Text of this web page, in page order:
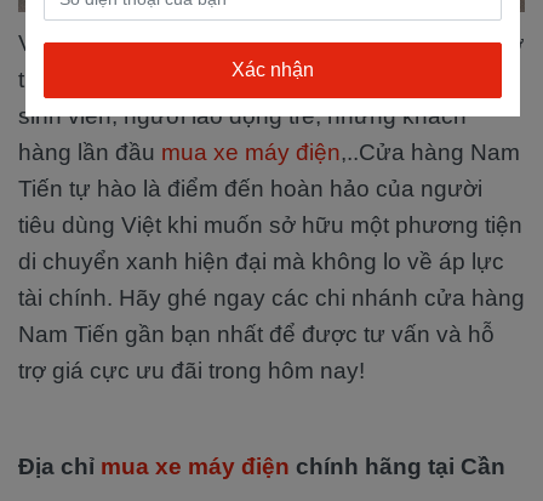
Với chính sách giá ưu đãi và chương trình hỗ trợ
trả góp linh hoạt, đặc biệt dành cho học sinh,
sinh viên, người lao động trẻ, những khách
hàng lần đầu mua xe máy điện,..Cửa hàng Nam
Tiến tự hào là điểm đến hoàn hảo của người
tiêu dùng Việt khi muốn sở hữu một phương tiện
di chuyển xanh hiện đại mà không lo về áp lực
tài chính. Hãy ghé ngay các chi nhánh cửa hàng
Nam Tiến gần bạn nhất để được tư vấn và hỗ
trợ giá cực ưu đãi trong hôm nay!
Địa chỉ mua xe máy điện chính hãng tại Cần